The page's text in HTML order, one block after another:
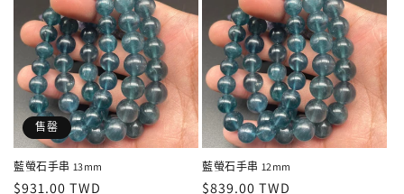
售罄
藍螢石手串 13mm
定
$931.00 TWD
藍螢石手串 12mm
定
$839.00 TWD